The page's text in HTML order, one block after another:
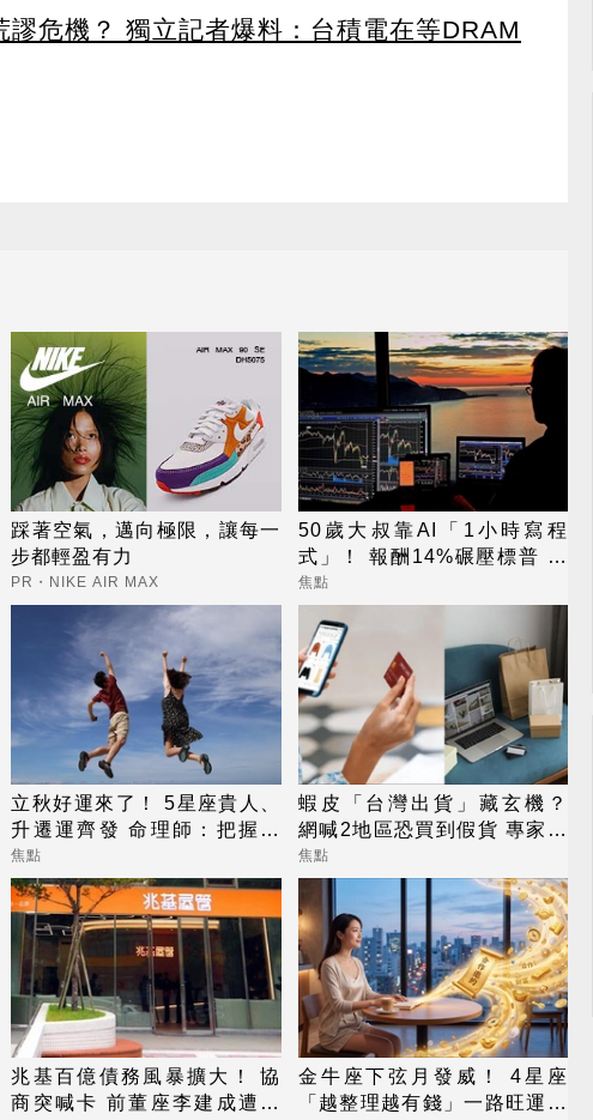
謬危機？ 獨立記者爆料：台積電在等DRAM
踩著空氣，邁向極限，讓每一
步都輕盈有力
PR・NIKE AIR MAX
50歲大叔靠AI「1小時寫程
式」！ 報酬14%碾壓標普 直
接辭職去炒股
焦點
立秋好運來了！ 5星座貴人、
升遷運齊發 命理師：把握黃
金轉運期
焦點
蝦皮「台灣出貨」藏玄機？
網喊2地區恐買到假貨 專家揭
真相
焦點
兆基百億債務風暴擴大！ 協
商突喊卡 前董座李建成遭檢
金牛座下弦月發威！ 4星座
「越整理越有錢」一路旺運到